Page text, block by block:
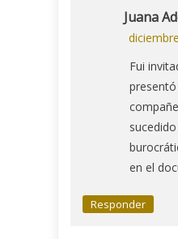
Juana
Fui
en el
Responder